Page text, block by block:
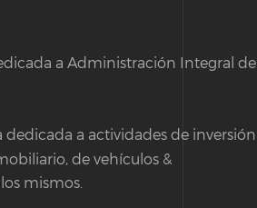
a Administración Integral de
dedicada a actividades de inversión
de vehículos &
mismos.